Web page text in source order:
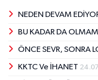
NEDEN DEVAM
BU KADAR DA
ÖNCE SEVR, SONRA
KKTC Ve İHANET